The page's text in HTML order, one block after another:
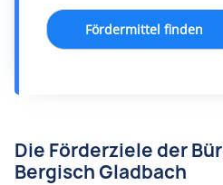
Fördermittel finden
Die Förderziele der
Bergisch Gladbach